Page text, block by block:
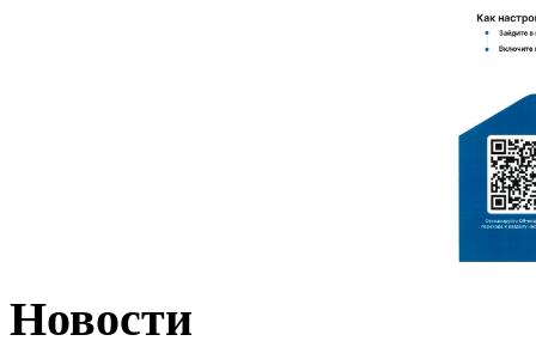
Новости